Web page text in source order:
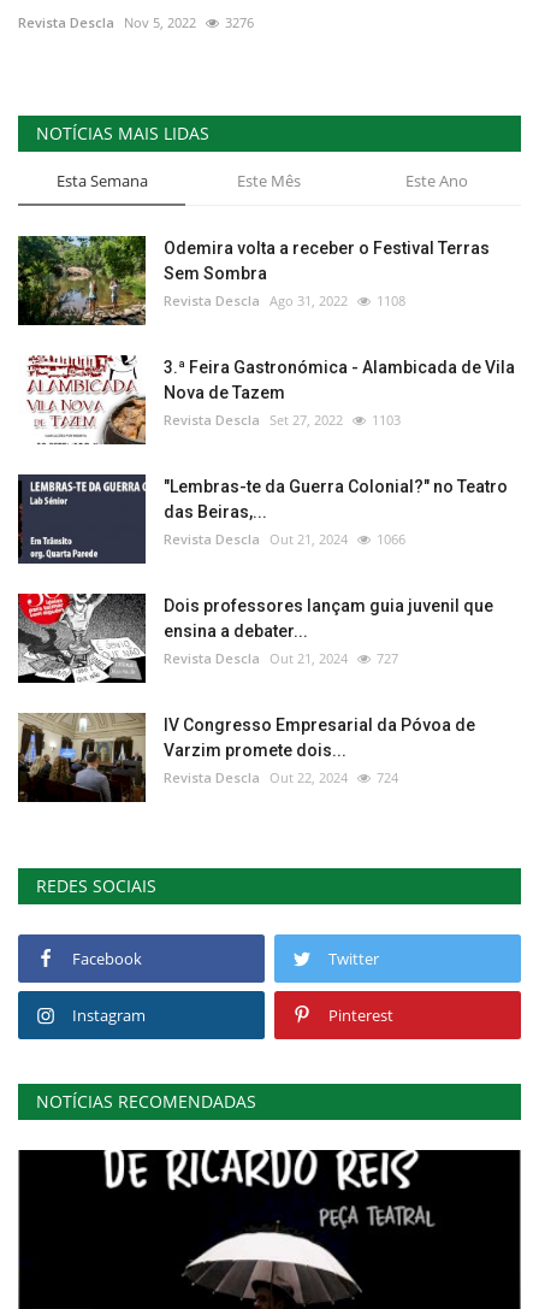
Revista Descla Nov 5, 2022 3276
NOTÍCIAS MAIS LIDAS
Esta Semana Este Mês Este Ano
Odemira volta a receber o Festival Terras
Sem Sombra
Revista Descla Ago 31, 2022 1108
3.ª Feira Gastronómica - Alambicada de Vila
Nova de Tazem
Revista Descla Set 27, 2022 1103
"Lembras-te da Guerra Colonial?" no Teatro
das Beiras,...
Revista Descla Out 21, 2024 1066
Dois professores lançam guia juvenil que
ensina a debater...
Revista Descla Out 21, 2024 727
IV Congresso Empresarial da Póvoa de
Varzim promete dois...
Revista Descla Out 22, 2024 724
REDES SOCIAIS
Facebook Twitter
Instagram Pinterest
NOTÍCIAS RECOMENDADAS